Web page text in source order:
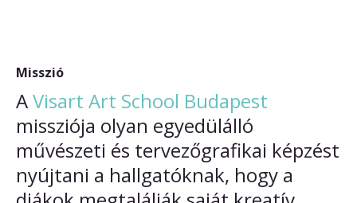
Misszió
AVisart Art School Budapest
missziója olyan egyedülálló
művészeti és tervezőgrafikai képzést
nyújtani a hallgatóknak, hogy a